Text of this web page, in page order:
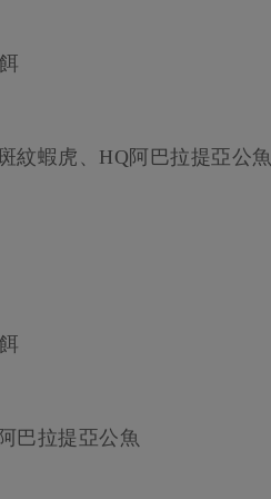
紋蝦虎、HQ阿巴拉提亞公魚
巴拉提亞公魚